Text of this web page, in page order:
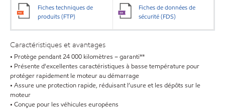
Fiches techniques de
produits (FTP)
Fiches de données de
sécurité (FDS)
Caractéristiques et avantages
• Protège pendant 24 000 kilomètres – garanti**
• Présente d'excellentes caractéristiques à basse température pour
protéger rapidement le moteur au démarrage
• Assure une protection rapide, réduisant l’usure et les dépôts sur le
moteur
• Conçue pour les véhicules européens